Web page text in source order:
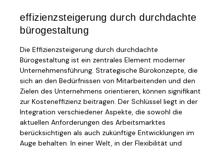
effizienzsteigerung durch durchdachte
bürogestaltung
Die Effizienzsteigerung durch durchdachte
Bürogestaltung ist ein zentrales Element moderner
Unternehmensführung. Strategische Bürokonzepte, die
sich an den Bedürfnissen von Mitarbeitenden und den
Zielen des Unternehmens orientieren, können signifikant
zur Kosteneffizienz beitragen. Der Schlüssel liegt in der
Integration verschiedener Aspekte, die sowohl die
aktuellen Anforderungen des Arbeitsmarktes
berücksichtigen als auch zukünftige Entwicklungen im
Auge behalten. In einer Welt, in der Flexibilität und